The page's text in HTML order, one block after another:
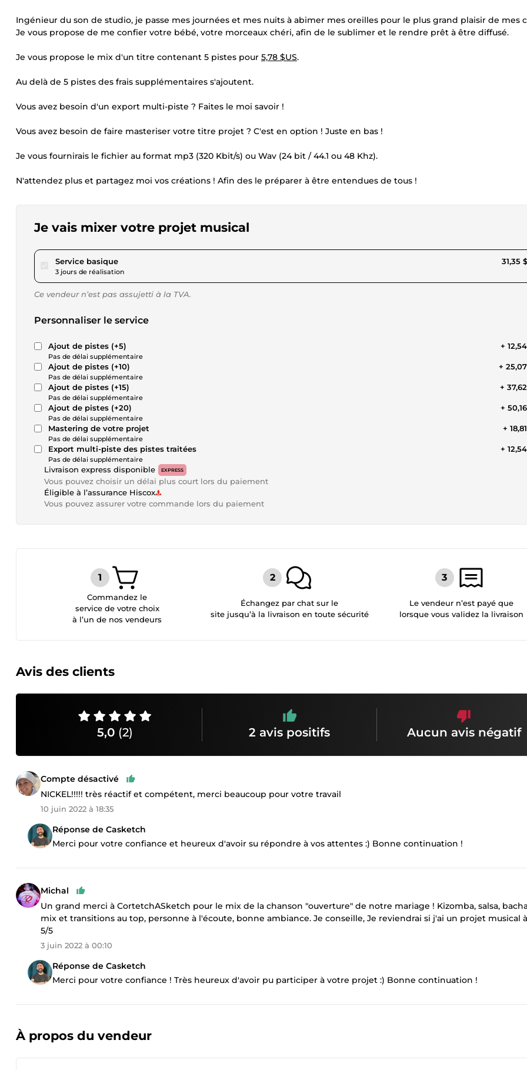
Ingénieur du son de studio, je passe mes journées et mes nuits à abimer mes oreilles pour le plus grand plaisir de mes
Je vous propose de me confier votre bébé, votre morceaux chéri, afin de le sublimer et le rendre prêt à être diffusé.
Je vous propose le mix d'un titre contenant 5 pistes pour 5,78 $US.
Au delà de 5 pistes des frais supplémentaires s'ajoutent.
Vous avez besoin d'un export multi-piste ? Faites le moi savoir !
Vous avez besoin de faire masteriser votre titre projet ? C'est en option ! Juste en bas !
Je vous fournirais le fichier au format mp3 (320 Kbit/s) ou Wav (24 bit / 44.1 ou 48 Khz).
N'attendez plus et partagez moi vos créations ! Afin des le préparer à être entendues de tous !
Je vais mixer votre projet musical
Service basiquepour 28,89 $US
3 jours de réalisation
31,35
Ce vendeur n’est pas assujetti à la TVA.
Personnaliser le service
Ajout de pistes (+5)
Pas de délai supplémentaire
+
Ajout de pistes (+10)
Pas de délai supplémentaire
+
Ajout de pistes (+15)
Pas de délai supplémentaire
+
Ajout de pistes (+20)
Pas de délai supplémentaire
+
Mastering de votre projet
Pas de délai supplémentaire
+
Export multi-piste des pistes traitées
Pas de délai supplémentaire
+
Livraison express disponible EXPRESS
Vous pouvez choisir un délai plus court lors du paiement
Éligible à l’assurance Hiscox
Vous pouvez assurer votre commande lors du paiement
Commandez le
service de votre choix
à l’un de nos vendeurs
Échangez par chat sur le
site jusqu’à la livraison en toute sécurité
Le vendeur n’est payé que
lorsque vous validez la livraison
Avis des clients
5,0 (2) 2 avis positifs Aucun avis négatif
Compte désactivé
NICKEL!!!!! très réactif et compétent, merci beaucoup pour votre travail
10 juin 2022 à 18:35
Réponse de Casketch
Merci pour votre confiance et heureux d'avoir su répondre à vos attentes :) Bonne continuation !
Michal
Un grand merci à CortetchASketch pour le mix de la chanson "ouverture" de notre mariage ! Kizomba, salsa,
mix et transitions au top, personne à l'écoute, bonne ambiance. Je conseille, Je reviendrai si j'ai un projet musical
5/5
3 juin 2022 à 00:10
Réponse de Casketch
Merci pour votre confiance ! Très heureux d'avoir pu participer à votre projet :) Bonne continuation !
À propos du vendeur